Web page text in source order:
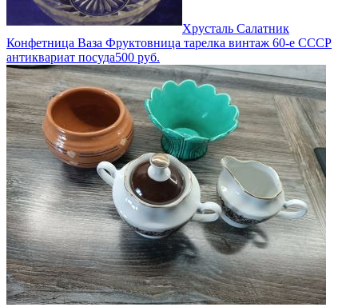
Хрусталь Салатник
Конфетница Ваза Фруктовница тарелка винтаж 60-е СССР
антиквариат посуда500 руб.